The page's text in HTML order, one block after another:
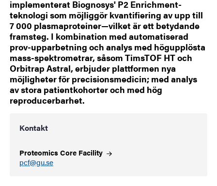
implementerat Biognosys' P2 Enrichment-
teknologi som möjliggör kvantifiering av upp till
7 000 plasmaproteiner—vilket är ett betydande
framsteg. I kombination med automatiserad
prov-upparbetning och analys med högupplösta
mass-spektrometrar, såsom TimsTOF HT och
Orbitrap Astral, erbjuder plattformen nya
möjligheter för precisionsmedicin; med analys
av stora patientkohorter och med hög
reproducerbarhet.
Kontakt
Proteomics Core Facility
pcf@gu.se